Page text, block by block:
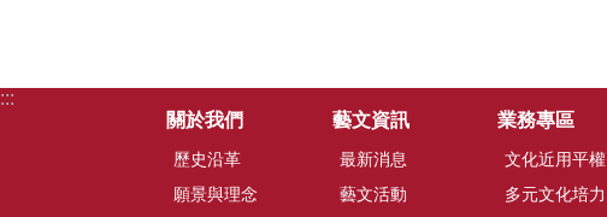
:::
關於我們
歷史沿革
願景與理念
藝文資訊
最新消息
藝文活動
業務專區
文化近用平權
多元文化培力